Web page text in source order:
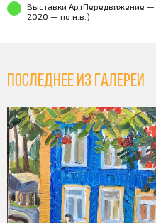
Выставки АртПередвижение —
2020 — по н.в.)
Последнее из галереи